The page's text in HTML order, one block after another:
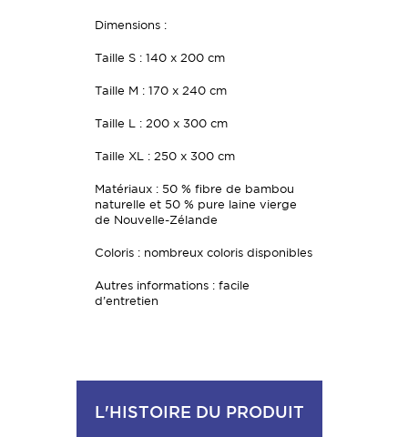
Dimensions :
Taille S : 140 x 200 cm
Taille M : 170 x 240 cm
Taille L : 200 x 300 cm
Taille XL : 250 x 300 cm
Matériaux : 50 % fibre de bambou
naturelle et 50 % pure laine vierge
de Nouvelle-Zélande
Coloris : nombreux coloris disponibles
Autres informations : facile
d’entretien
L'HISTOIRE DU PRODUIT